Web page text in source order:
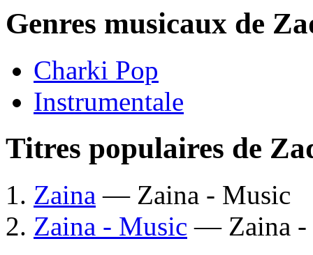
Genres musicaux de
Charki Pop
Instrumentale
Titres populaires de
Zaina — Zaina - Music
Zaina - Music — Zaina -